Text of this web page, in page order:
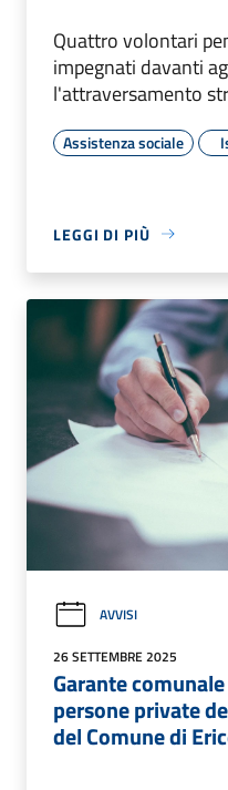
Quattro volontari
impegnati davanti
l'attraversamento
Assistenza sociale
LEGGI DI PIÙ
AVVISI
26 SETTEMBRE 2025
Garante
persone private
del Comune di